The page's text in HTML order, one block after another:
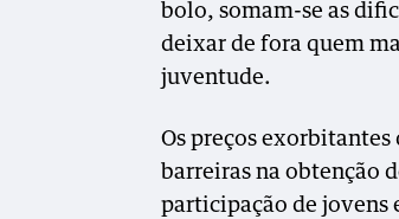
bolo, somam-se as
deixar de fora quem
juventude.
Os preços exorbitantes
barreiras na obtenção
participação de jovens